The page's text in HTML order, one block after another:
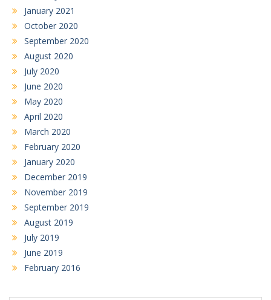
January 2021
October 2020
September 2020
August 2020
July 2020
June 2020
May 2020
April 2020
March 2020
February 2020
January 2020
December 2019
November 2019
September 2019
August 2019
July 2019
June 2019
February 2016